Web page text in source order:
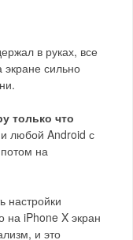
в руках, все
сильно
только что
любой Android с
на
настройки
на iPhone X экран
и это